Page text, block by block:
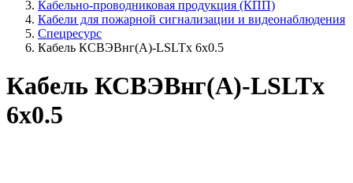
Кабельно-проводниковая продукция (КПП)
Кабели для пожарной сигнализации и видеонаблюдения
Спецресурс
Кабель КСВЭВнг(А)-LSLTx 6х0.5
Кабель КСВЭВнг(А)-LSLTx
6х0.5